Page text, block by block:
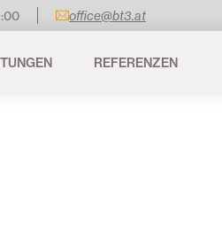
office@bt3.at
REFERENZEN